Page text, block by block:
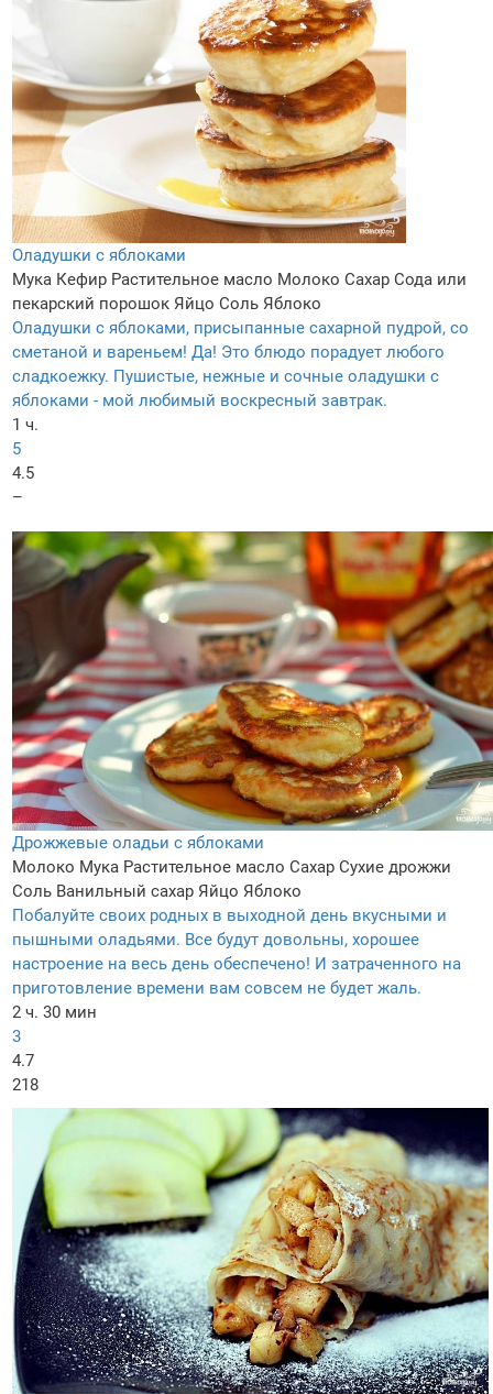
Оладушки с яблоками
Мука Кефир Растительное масло Молоко Сахар Сода или
пекарский порошок Яйцо Соль Яблоко
Оладушки с яблоками, присыпанные сахарной пудрой, со
сметаной и вареньем! Да! Это блюдо порадует любого
сладкоежку. Пушистые, нежные и сочные оладушки с
яблоками - мой любимый воскресный завтрак.
1 ч.
5
4.5
–
Дрожжевые оладьи с яблоками
Молоко Мука Растительное масло Сахар Сухие дрожжи
Соль Ванильный сахар Яйцо Яблоко
Побалуйте своих родных в выходной день вкусными и
пышными оладьями. Все будут довольны, хорошее
настроение на весь день обеспечено! И затраченного на
приготовление времени вам совсем не будет жаль.
2 ч. 30 мин
3
4.7
218